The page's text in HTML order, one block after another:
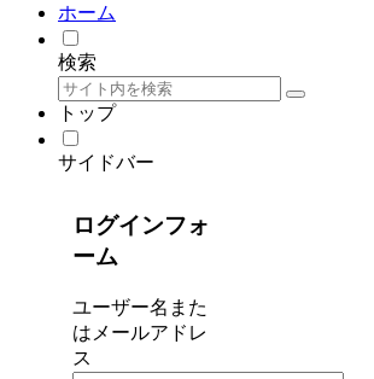
ホーム
検索
トップ
サイドバー
ログインフォ
ーム
ユーザー名また
はメールアドレ
ス